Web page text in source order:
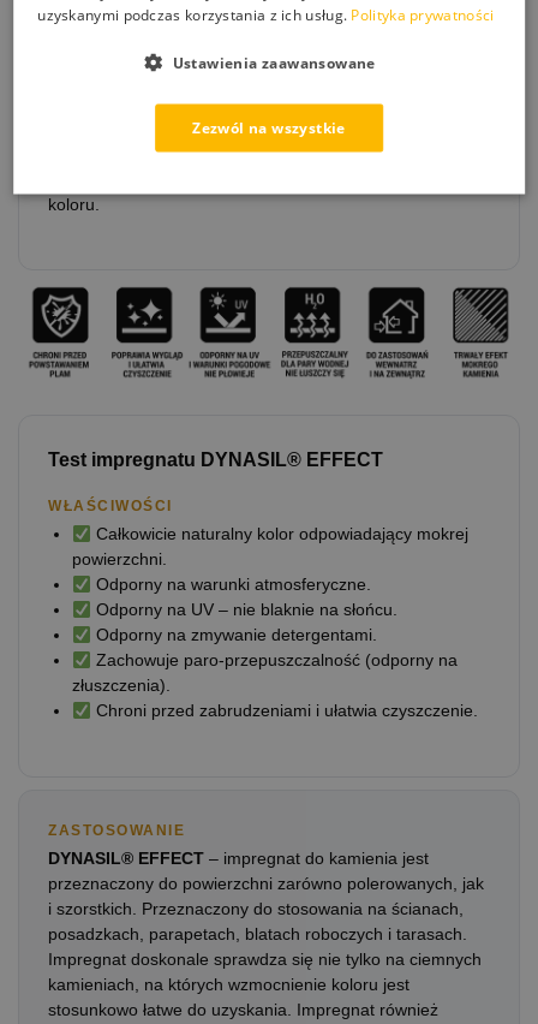
niechłonnych lub polerowanych powierzchni. Innowacyjne
rozwiązanie zakładające wykorzystanie związków
wchodzących w skład kamienia pozwoliło na zachowanie
jego naturalnego i ekologicznego charakteru. Całkowita
odporność na promienie UV oraz zachowana paro-
przepuszczalność gwarantuje długotrwałą ochronę na
koloru.
Test impregnatu DYNASIL® EFFECT
WŁAŚCIWOŚCI
Całkowicie naturalny kolor odpowiadający mokrej
powierzchni.
Odporny na warunki atmosferyczne.
Odporny na UV – nie blaknie na słońcu.
Odporny na zmywanie detergentami.
Zachowuje paro-przepuszczalność (odporny na
złuszczenia).
Chroni przed zabrudzeniami i ułatwia czyszczenie.
ZASTOSOWANIE
DYNASIL® EFFECT – impregnat do kamienia jest
przeznaczony do powierzchni zarówno polerowanych, jak
i szorstkich. Przeznaczony do stosowania na ścianach,
posadzkach, parapetach, blatach roboczych i tarasach.
Impregnat doskonale sprawdza się nie tylko na ciemnych
kamieniach, na których wzmocnienie koloru jest
stosunkowo łatwe do uzyskania. Impregnat również
uzyskanymi podczas korzystania z ich usług. Polityka prywatności
Zezwól na wszystkie
Ustawienia zaawansowane